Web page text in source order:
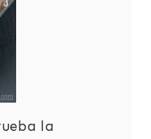
la